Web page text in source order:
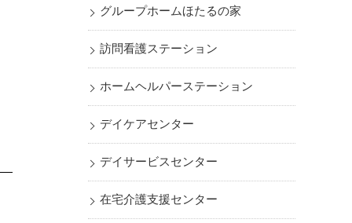
グループホームほたるの家
訪問看護ステーション
ホームヘルパーステーション
デイケアセンター
デイサービスセンター
在宅介護支援センター